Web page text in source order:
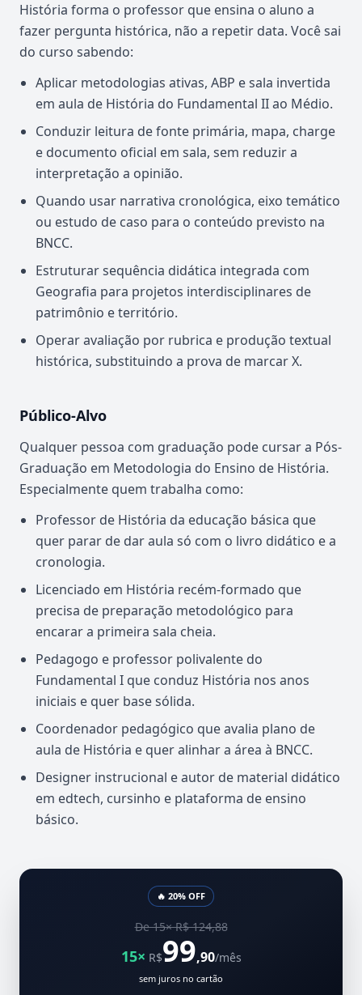
História forma o professor que ensina o aluno a
fazer pergunta histórica, não a repetir data. Você sai
do curso sabendo:
Aplicar metodologias ativas, ABP e sala invertida
em aula de História do Fundamental II ao Médio.
Conduzir leitura de fonte primária, mapa, charge
e documento oficial em sala, sem reduzir a
interpretação a opinião.
Quando usar narrativa cronológica, eixo temático
ou estudo de caso para o conteúdo previsto na
BNCC.
Estruturar sequência didática integrada com
Geografia para projetos interdisciplinares de
patrimônio e território.
Operar avaliação por rubrica e produção textual
histórica, substituindo a prova de marcar X.
Público-Alvo
Qualquer pessoa com graduação pode cursar a Pós-
Graduação em Metodologia do Ensino de História.
Especialmente quem trabalha como:
Professor de História da educação básica que
quer parar de dar aula só com o livro didático e a
cronologia.
Licenciado em História recém-formado que
precisa de preparação metodológico para
encarar a primeira sala cheia.
Pedagogo e professor polivalente do
Fundamental I que conduz História nos anos
iniciais e quer base sólida.
Coordenador pedagógico que avalia plano de
aula de História e quer alinhar a área à BNCC.
Designer instrucional e autor de material didático
em edtech, cursinho e plataforma de ensino
básico.
🔥 20% OFF
De 15× R$ 124,88
15× R$99,90/mês
sem juros no cartão